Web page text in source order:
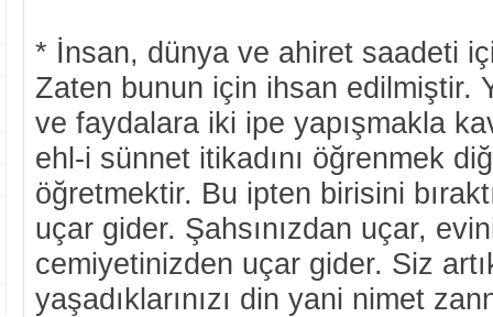
* İnsan, dünya ve ahiret saadeti
Zaten bunun için ihsan edilmiştir.
ve faydalara iki ipe yapışmakla
ehl-i sünnet itikadını öğrenmek
öğretmektir. Bu ipten birisini
uçar gider. Şahsınızdan uçar,
cemiyetinizden uçar gider. Siz
yaşadıklarınızı din yani nimet